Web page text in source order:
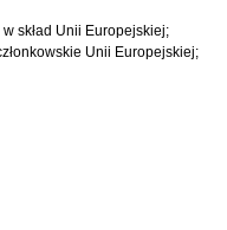
skład Unii Europejskiej;
Unii Europejskiej;